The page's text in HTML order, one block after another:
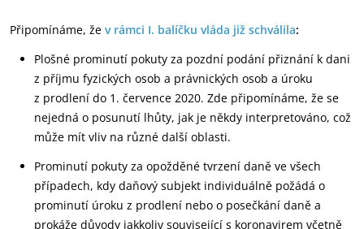
Připomínáme, že v rámci I. balíčku vláda již schválila:
Plošné prominutí pokuty za pozdní podání přiznání k dani
z příjmu fyzických osob a právnických osob a úroku
z prodlení do 1. července 2020. Zde připomínáme, že se
nejedná o posunutí lhůty, jak je někdy interpretováno, což
může mít vliv na různé další oblasti.
Prominutí pokuty za opožděné tvrzení daně ve všech
případech, kdy daňový subjekt individuálně požádá o
prominutí úroku z prodlení nebo o posečkání daně a
prokáže důvody jakkoliv související s koronavirem včetně